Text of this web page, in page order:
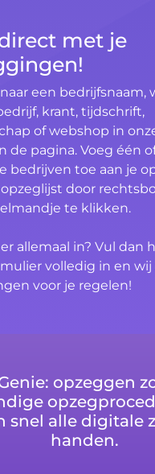
met je
een bedrijfsnaam,
krant, tijdschrift,
of webshop in
de pagina. Voeg één
bedrijven toe aan je
door
te klikken.
allemaal in? Vul dan
volledig in en wij
voor je regelen!
opzeggen
snel alle digitale
handen.